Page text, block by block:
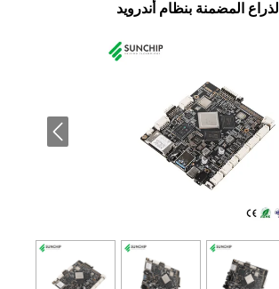
الذراع المضمنة بنظام أندرويد